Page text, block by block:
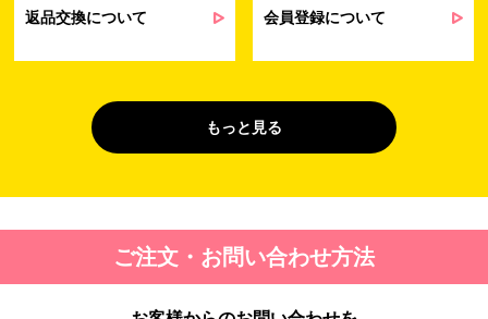
（開示対象個人情
お客様の作品紹介を通した販促活動のた
４. 個人情報を第三者に提供することが予定される場合の事項
第三者に提供する目的：パーソナライズ広告配信および効果測定・
動履歴、IP、ブラウザ・端末情報、（同意時）メールアドレス等の
返品交換について 会員登録について
もっと見る
ご注文・お問い合わせ方法